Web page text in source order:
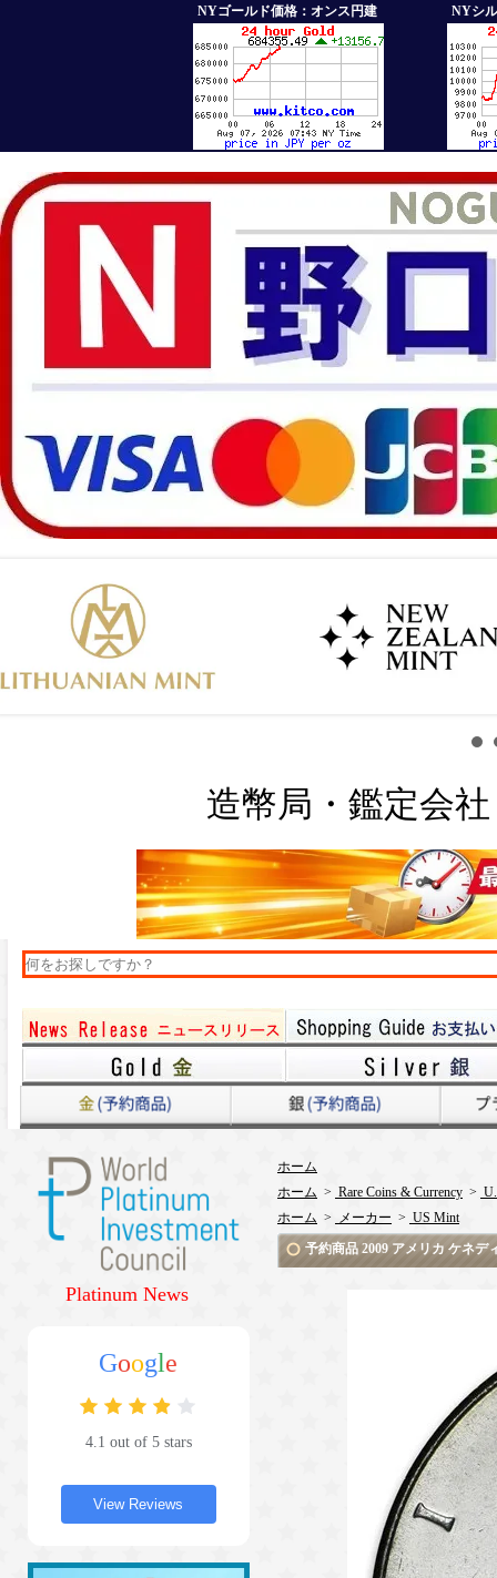
NYゴールド価格：オンス円建 NYシ
造幣局・鑑定会
Platinum News
Google
4.1 out of 5 stars
View Reviews
ホーム
ホーム > Rare Coins & Currency >
ホーム > メーカー > US Mint
予約商品 2009 アメリカ ケネ